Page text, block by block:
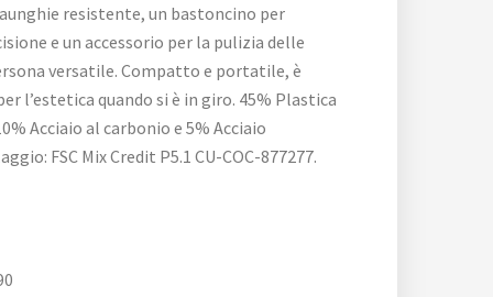
resistente, un bastoncino per
e un accessorio per la pulizia delle
versatile. Compatto e portatile, è
l’estetica quando si è in giro. 45% Plastica
Acciaio al carbonio e 5% Acciaio
FSC Mix Credit P5.1 CU-COC-877277.